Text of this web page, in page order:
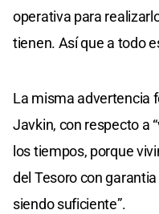
operativa para
tienen. Así que a todo
La misma advertencia
Javkin, con respecto a
los tiempos, porque
del Tesoro con
siendo suficiente”.